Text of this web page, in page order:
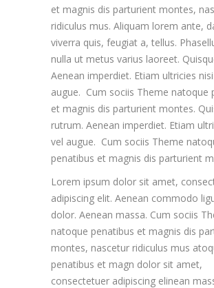
et magnis dis parturient montes,
ridiculus mus. Aliquam lorem ante,
viverra quis, feugiat a, tellus.
nulla ut metus varius laoreet.
Aenean imperdiet. Etiam ultricies
augue. Cum sociis Theme natoque
et magnis dis parturient montes.
rutrum. Aenean imperdiet. Etiam
vel augue. Cum sociis Theme
penatibus et magnis dis parturient
Lorem ipsum dolor sit amet,
adipiscing elit. Aenean commodo
dolor. Aenean massa. Cum sociis
natoque penatibus et magnis dis
montes, nascetur ridiculus mus
penatibus et magn dolor sit amet,
consectetuer adipiscing elinean